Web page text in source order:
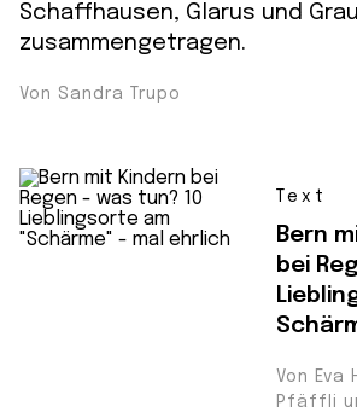
Schaffhausen, Glarus und
zusammengetragen.
Von Sandra Trupo
Text
Bern
bei
Von Eva
Pfäffli